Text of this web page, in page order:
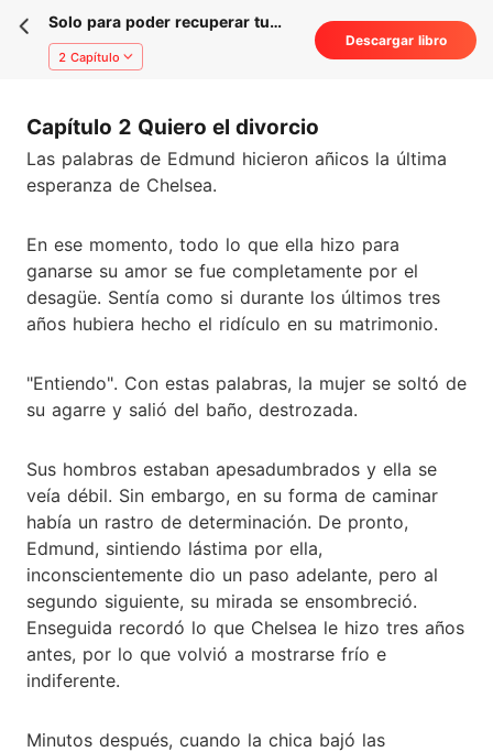
Solo para poder recuperar tu
amor
2 Capítulo
Descargar libro
Capítulo 2 Quiero el divorcio
Las palabras de Edmund hicieron añicos la última
esperanza de Chelsea.
En ese momento, todo lo que ella hizo para
ganarse su amor se fue completamente por el
desagüe. Sentía como si durante los últimos tres
años hubiera hecho el ridículo en su matrimonio.
"Entiendo". Con estas palabras, la mujer se soltó de
su agarre y salió del baño, destrozada.
Sus hombros estaban apesadumbrados y ella se
veía débil. Sin embargo, en su forma de caminar
había un rastro de determinación. De pronto,
Edmund, sintiendo lástima por ella,
inconscientemente dio un paso adelante, pero al
segundo siguiente, su mirada se ensombreció.
Enseguida recordó lo que Chelsea le hizo tres años
antes, por lo que volvió a mostrarse frío e
indiferente.
Minutos después, cuando la chica bajó las